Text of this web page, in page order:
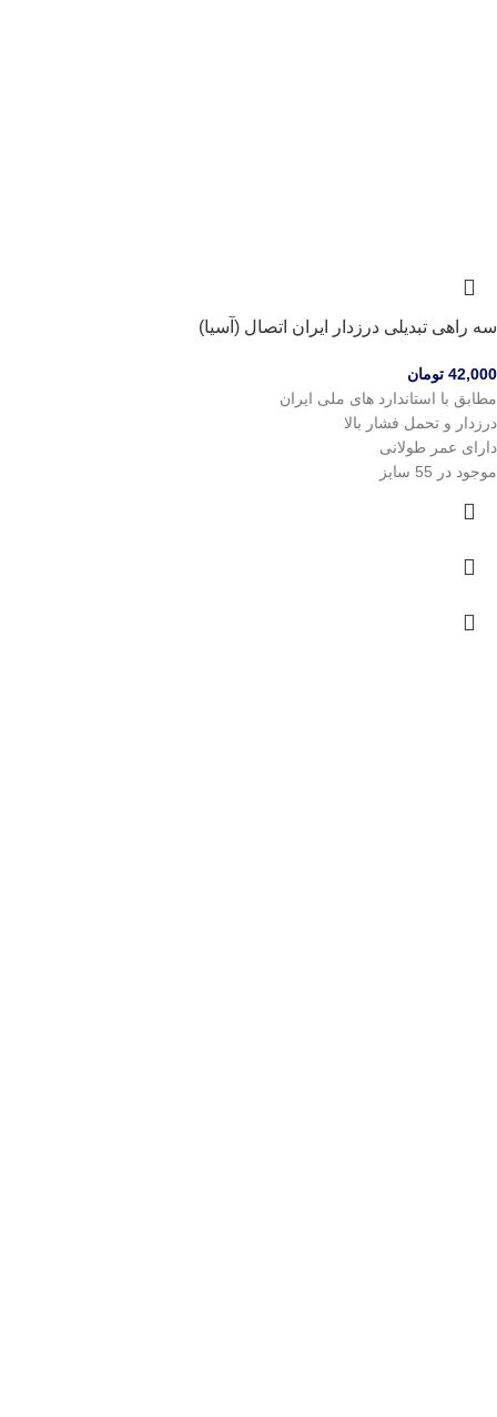
سه راهی تبدیلی درزدار ایران اتصال (آسیا)
42,000 تومان
مطابق با استاندارد های ملی ایران
درزدار و تحمل فشار بالا
دارای عمر طولانی
موجود در 55 سایز